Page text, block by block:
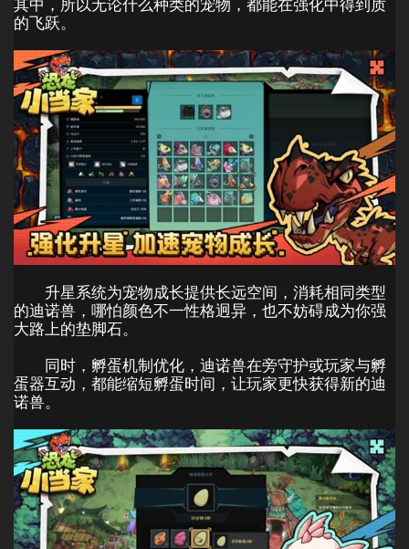
其中，所以无论什么种类的宠物，都能在强化中得到质
的飞跃。
升星系统为宠物成长提供长远空间，消耗相同类型
的迪诺兽，哪怕颜色不一性格迥异，也不妨碍成为你强
大路上的垫脚石。
同时，孵蛋机制优化，迪诺兽在旁守护或玩家与孵
蛋器互动，都能缩短孵蛋时间，让玩家更快获得新的迪
诺兽。